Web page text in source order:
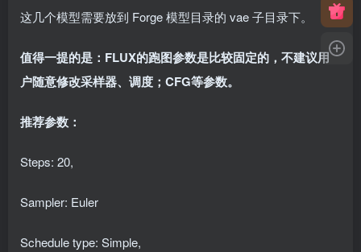
这几个模型需要放到 Forge 模型目录的 vae 子目录下。
值得一提的是：FLUX的跑图参数是比较固定的，不建议用
户随意修改采样器、调度； CFG等参数。
推荐参数：
Steps: 20,
Sampler: Euler
Schedule type: Simple,